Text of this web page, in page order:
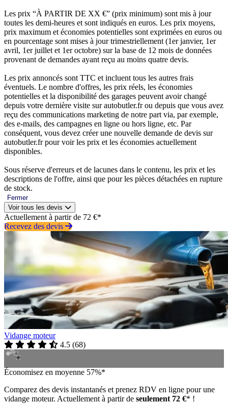
Les prix “À PARTIR DE XX €” (prix minimum) sont mis à jour
toutes les demi-heures et sont indiqués en euros. Les prix moyens,
prix maximum et économies potentielles sont exprimées en euros ou
en pourcentage sont mises à jour trimestriellement (1er janvier, 1er
avril, 1er juillet et 1er octobre) sur la base de 12 mois de données
provenant de demandes ayant reçu au moins quatre devis.
Les prix annoncés sont TTC et incluent tous les autres frais
éventuels. Le nombre d'offres, les prix réels, les économies
potentielles et la disponibilité des garages peuvent avoir changé
depuis votre dernière visite sur autobutler.fr ou depuis que vous avez
reçu des communications marketing de notre part via, par exemple,
des e-mails, des campagnes en ligne ou hors ligne, etc. Par
conséquent, vous devez créer une nouvelle demande de devis sur
autobutler.fr pour voir les prix et les économies actuellement
disponibles.
Sous réserve d'erreurs et de lacunes dans le contenu, les prix et les
descriptions de l'offre, ainsi que pour les pièces détachées en rupture
de stock.
Fermer
Voir tous les devis
Actuellement à partir de 72 €*
Recevez des devis
Vidange moteur
4.5 (68)
Économisez en moyenne 57%*
Comparez des devis instantanés et prenez RDV en ligne pour une
vidange moteur. Actuellement à partir de seulement 72 €* !